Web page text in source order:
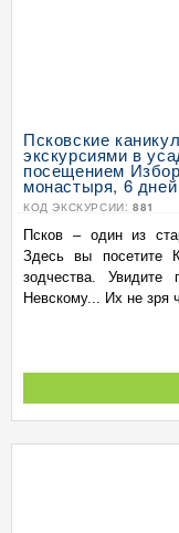
Псковские
экскурсиями в
посещением
монастыря, 6
КОД ЭКСКУРСИИ: 881
Псков – один из
Здесь вы посетите
зодчества. Увидите
Невскому... Их не зря